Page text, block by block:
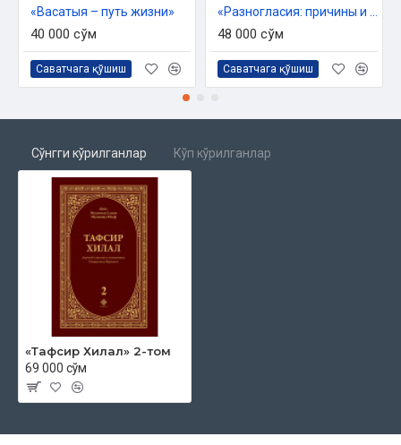
«Васатыя – путь жизни»
40 000 сўм
Саватчага қўшиш
48 000 сўм
Саватчага қўшиш
Сўнгги кўрилганлар Кўп кўрилганлар
«Тафсир Хилал» 2-том
69 000 сўм